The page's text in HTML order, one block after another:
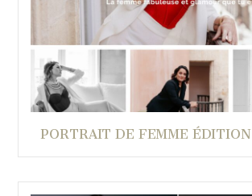
PORTRAIT DE FEMME ÉDITION